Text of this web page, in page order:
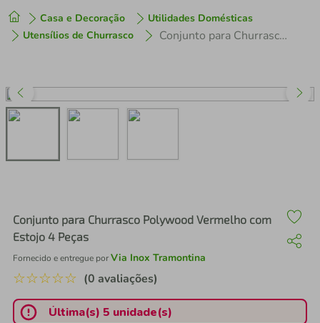
Casa e Decoração
Utilidades Domésticas
Utensílios de Churrasco
Conjunto para Churrasco Polywood Vermelho com Estojo 4 Peças
Conjunto para Churrasco Polywood Vermelho com
Estojo 4 Peças
Fornecido e entregue porVia Inox Tramontina
☆☆☆☆☆ (0 avaliações)
Última(s) 5 unidade(s)
1º tenis
3º perfume